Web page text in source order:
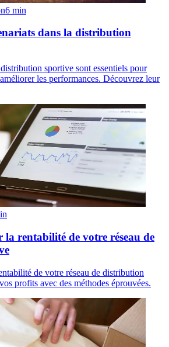
6 min
dans la distribution
sportive sont essentiels pour
les performances. Découvrez leur
la rentabilité de votre réseau de
de votre réseau de distribution
profits avec des méthodes éprouvées.